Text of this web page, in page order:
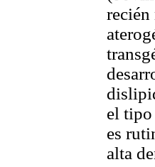
recién
el tipo
es
alta